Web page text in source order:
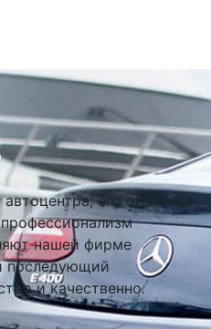
его отличное
нашей фирме
последующий
и качественно.